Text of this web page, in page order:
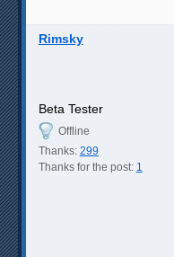
Rimsky
Beta Tester
Offline
Thanks: 299
Thanks for the post: 1